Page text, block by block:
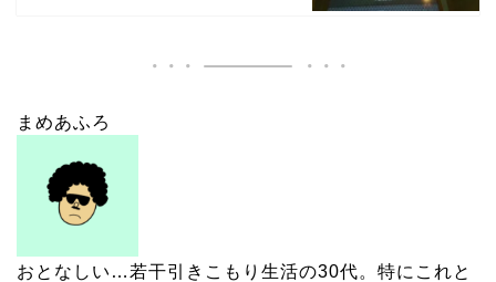
まめあふろ
おとなしい…若干引きこもり生活の30代。特にこれと